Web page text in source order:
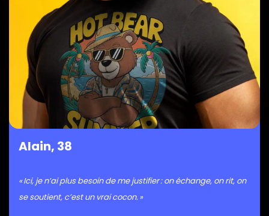
Alain, 38
« Ici, je n’ai plus besoin de me justifier : on échange, on rit, on
se soutient, c’est un vrai cocon. »